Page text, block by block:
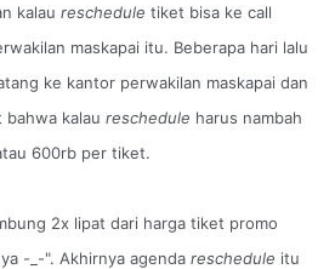
kalau reschedule tiket bisa ke call
maskapai itu. Beberapa hari lalu
ke kantor perwakilan maskapai dan
bahwa kalau reschedule harus nambah
600rb per tiket.
2x lipat dari harga tiket promo
-_-". Akhirnya agenda reschedule itu